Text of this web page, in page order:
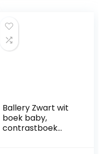
Ballery Zwart wit
boek baby,
contrastboek